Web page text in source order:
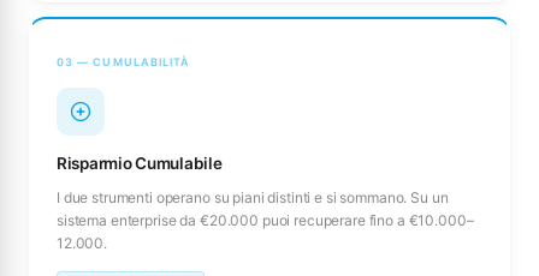
03 — CUMULABILITÀ
Risparmio Cumulabile
I due strumenti operano su piani distinti e si sommano. Su un
sistema enterprise da €20.000 puoi recuperare fino a €10.000–
12.000.